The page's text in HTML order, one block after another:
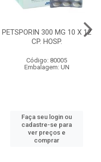
PETSPORIN 300 MG 10 X 12
CP. HOSP.
Código: 80005
Embalagem: UN
Faça seu login ou
cadastre-se para
ver preços e
comprar